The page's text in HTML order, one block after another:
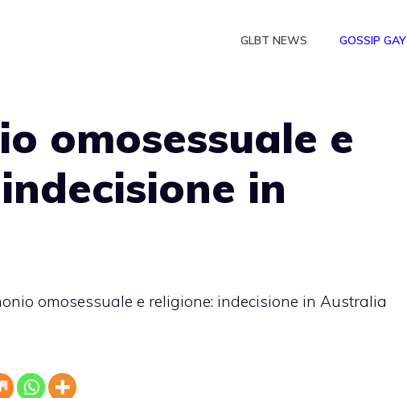
GLBT NEWS GOSSIP GAY
omosessuale e
in
omosessuale e religione: indecisione in Australia